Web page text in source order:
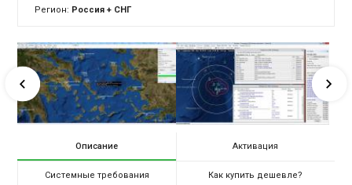
Регион: Россия + СНГ
Описание Активация
Системные требования Как купить дешевле?